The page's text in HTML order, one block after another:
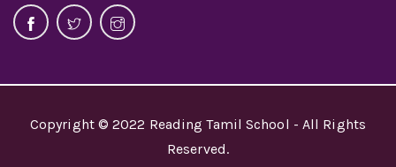
Copyright © 2022 Reading Tamil School - All Rights
Reserved.